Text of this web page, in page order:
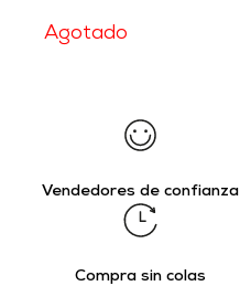
Agotado
Vendedores de confianza
Compra sin colas